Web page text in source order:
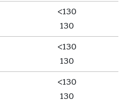
<130
130
<130
130
<130
130